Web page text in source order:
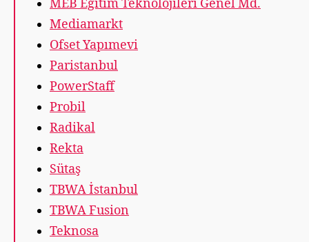
MEB Eğitim Teknolojileri Genel Md.
Mediamarkt
Ofset Yapımevi
Paristanbul
PowerStaff
Probil
Radikal
Rekta
Sütaş
TBWA İstanbul
TBWA Fusion
Teknosa